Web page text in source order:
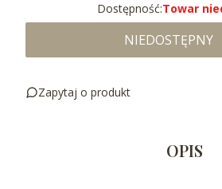
Dostępność:Towar
NIEDOSTĘPNY
Zapytaj o produkt
OPIS